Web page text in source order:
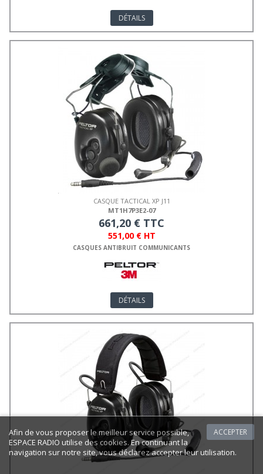
DÉTAILS
CASQUE TACTICAL XP J11
MT1H7P3E2-07
661,20 € TTC
551,00 € HT
CASQUES ANTIBRUIT COMMUNICANTS
DÉTAILS
ACCEPTER
Afin de vous proposer le meilleur service possible,
ESPACE RADIO utilise des cookies. En continuant la
navigation sur notre site, vous déclarez accepter leur utilisation.